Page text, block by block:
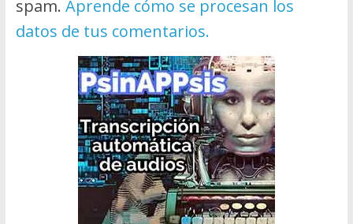
spam. Aprende cómo se procesan los
datos de tus comentarios.